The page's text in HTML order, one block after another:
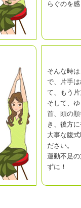
らぐのを
そんな時
で、片手
て、もう
そして、
首、頭の
き、後方
大事な腹
ださい。
運動不足
ずに！